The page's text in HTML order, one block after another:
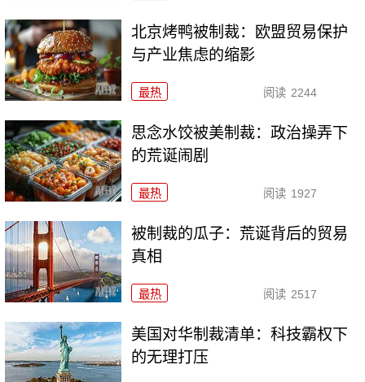
北京烤鸭被制裁：欧盟贸易保护
与产业焦虑的缩影
最热 阅读 2244
思念水饺被美制裁：政治操弄下
的荒诞闹剧
最热 阅读 1927
被制裁的瓜子：荒诞背后的贸易
真相
最热 阅读 2517
美国对华制裁清单：科技霸权下
的无理打压